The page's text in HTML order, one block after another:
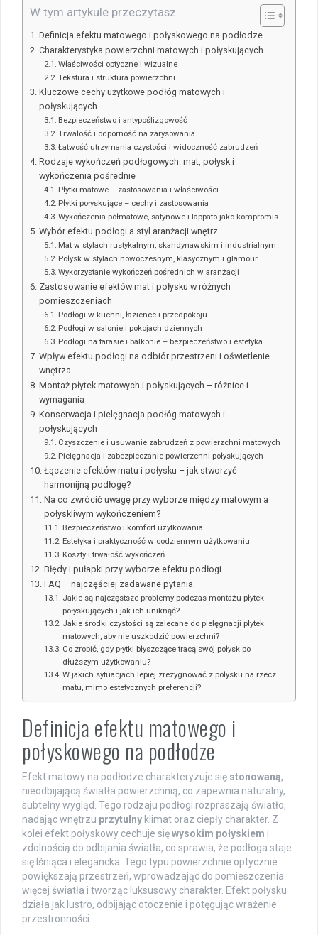
W tym artykule przeczytasz
Definicja efektu matowego i połyskowego na podłodze
Charakterystyka powierzchni matowych i połyskujących
Właściwości optyczne i wizualne
Tekstura i struktura powierzchni
Kluczowe cechy użytkowe podłóg matowych i
połyskujących
Bezpieczeństwo i antypoślizgowość
Trwałość i odporność na zarysowania
Łatwość utrzymania czystości i widoczność zabrudzeń
Rodzaje wykończeń podłogowych: mat, połysk i
wykończenia pośrednie
Płytki matowe – zastosowania i właściwości
Płytki połyskujące – cechy i zastosowania
Wykończenia półmatowe, satynowe i lappato jako kompromis
Wybór efektu podłogi a styl aranżacji wnętrz
Mat w stylach rustykalnym, skandynawskim i industrialnym
Połysk w stylach nowoczesnym, klasycznym i glamour
Wykorzystanie wykończeń pośrednich w aranżacji
Zastosowanie efektów mat i połysku w różnych
pomieszczeniach
Podłogi w kuchni, łazience i przedpokoju
Podłogi w salonie i pokojach dziennych
Podłogi na tarasie i balkonie – bezpieczeństwo i estetyka
Wpływ efektu podłogi na odbiór przestrzeni i oświetlenie
wnętrza
Montaż płytek matowych i połyskujących – różnice i
wymagania
Konserwacja i pielęgnacja podłóg matowych i
połyskujących
Czyszczenie i usuwanie zabrudzeń z powierzchni matowych
Pielęgnacja i zabezpieczanie powierzchni połyskujących
Łączenie efektów matu i połysku – jak stworzyć
harmonijną podłogę?
Na co zwrócić uwagę przy wyborze między matowym a
połyskliwym wykończeniem?
Bezpieczeństwo i komfort użytkowania
Estetyka i praktyczność w codziennym użytkowaniu
Koszty i trwałość wykończeń
Błędy i pułapki przy wyborze efektu podłogi
FAQ – najczęściej zadawane pytania
Jakie są najczęstsze problemy podczas montażu płytek
połyskujących i jak ich uniknąć?
Jakie środki czystości są zalecane do pielęgnacji płytek
matowych, aby nie uszkodzić powierzchni?
Co zrobić, gdy płytki błyszczące tracą swój połysk po
dłuższym użytkowaniu?
W jakich sytuacjach lepiej zrezygnować z połysku na rzecz
matu, mimo estetycznych preferencji?
Definicja efektu matowego i
połyskowego na podłodze
Efekt matowy na podłodze charakteryzuje się stonowaną,
nieodbijającą światła powierzchnią, co zapewnia naturalny,
subtelny wygląd. Tego rodzaju podłogi rozpraszają światło,
nadając wnętrzu przytulny klimat oraz ciepły charakter. Z
kolei efekt połyskowy cechuje sięwysokim połyskiem i
zdolnością do odbijania światła, co sprawia, że podłoga staje
się lśniąca i elegancka. Tego typu powierzchnie optycznie
powiększają przestrzeń, wprowadzając do pomieszczenia
więcej światła i tworząc luksusowy charakter. Efekt połysku
działa jak lustro, odbijając otoczenie i potęgując wrażenie
przestronności.